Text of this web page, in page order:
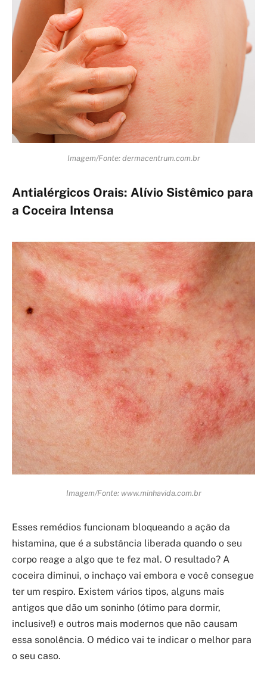
Imagem/Fonte: dermacentrum.com.br
Antialérgicos Orais: Alívio Sistêmico para
a Coceira Intensa
Imagem/Fonte: www.minhavida.com.br
Esses remédios funcionam bloqueando a ação da
histamina, que é a substância liberada quando o seu
corpo reage a algo que te fez mal. O resultado? A
coceira diminui, o inchaço vai embora e você consegue
ter um respiro. Existem vários tipos, alguns mais
antigos que dão um soninho (ótimo para dormir,
inclusive!) e outros mais modernos que não causam
essa sonolência. O médico vai te indicar o melhor para
o seu caso.